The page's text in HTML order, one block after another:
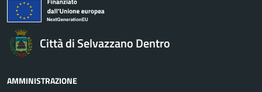
Città di Selvazzano Dentro
AMMINISTRAZIONE